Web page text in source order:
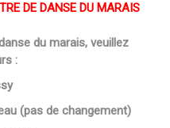
DE DANSE DU MARAIS
du marais, veuillez
:
(pas de changement)